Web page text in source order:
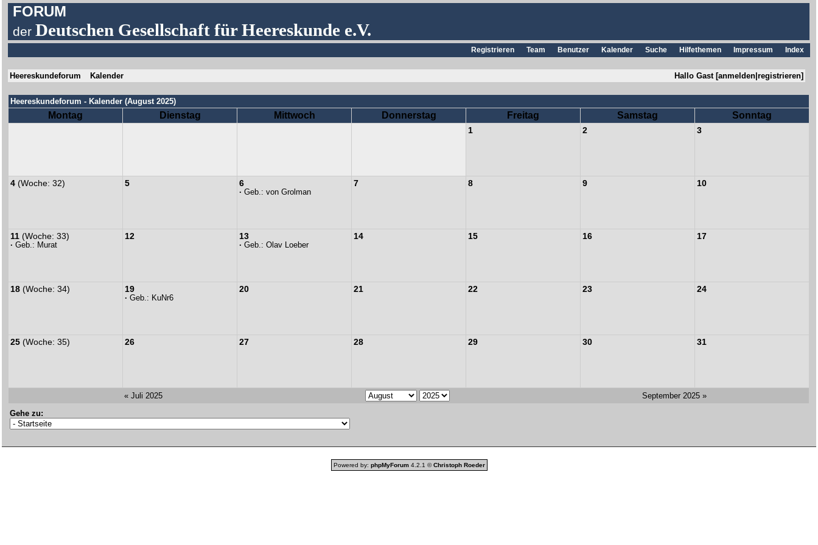
FORUM
derDeutschen Gesellschaft für Heereskunde e.V.
Index
Impressum
Hilfethemen
Suche
Kalender
Benutzer
Team
Registrieren
Hallo Gast [anmelden |registrieren]
Heereskundeforum Kalender
Heereskundeforum - Kalender (August 2025)
Montag Dienstag Mittwoch Donnerstag Freitag Samstag Sonntag
1 2 3
4 (Woche: 32) 5 6
· Geb.:von Grolman
7 8 9 10
11 (Woche: 33)
· Geb.: Murat
12 13
· Geb.:Olav Loeber
14 15 16 17
18 (Woche: 34) 19
· Geb.: KuNr6
20 21 22 23 24
25 (Woche: 35) 26 27 28 29 30 31
« Juli 2025
September 2025 »
Gehe zu:
Powered by: phpMyForum4.2.1 ©Christoph Roeder